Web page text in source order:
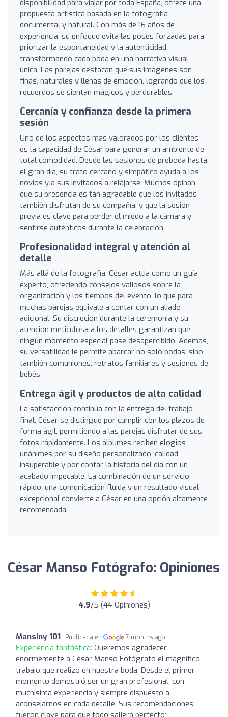
disponibilidad para viajar por toda España, ofrece una
propuesta artística basada en la fotografía
documental y natural. Con más de 16 años de
experiencia, su enfoque evita las poses forzadas para
priorizar la espontaneidad y la autenticidad,
transformando cada boda en una narrativa visual
única. Las parejas destacan que sus imágenes son
finas, naturales y llenas de emoción, logrando que los
recuerdos se sientan mágicos y perdurables.
Cercanía y confianza desde la primera
sesión
Uno de los aspectos más valorados por los clientes
es la capacidad de César para generar un ambiente de
total comodidad. Desde las sesiones de preboda hasta
el gran día, su trato cercano y simpático ayuda a los
novios y a sus invitados a relajarse. Muchos opinan
que su presencia es tan agradable que los invitados
también disfrutan de su compañía, y que la sesión
previa es clave para perder el miedo a la cámara y
sentirse auténticos durante la celebración.
Profesionalidad integral y atención al
detalle
Más allá de la fotografía, César actúa como un guía
experto, ofreciendo consejos valiosos sobre la
organización y los tiempos del evento, lo que para
muchas parejas equivale a contar con un aliado
adicional. Su discreción durante la ceremonia y su
atención meticulosa a los detalles garantizan que
ningún momento especial pase desapercibido. Además,
su versatilidad le permite abarcar no solo bodas, sino
también comuniones, retratos familiares y sesiones de
bebés.
Entrega ágil y productos de alta calidad
La satisfacción continúa con la entrega del trabajo
final. César se distingue por cumplir con los plazos de
forma ágil, permitiendo a las parejas disfrutar de sus
fotos rápidamente. Los álbumes reciben elogios
unánimes por su diseño personalizado, calidad
insuperable y por contar la historia del día con un
acabado impecable. La combinación de un servicio
rápido, una comunicación fluida y un resultado visual
excepcional convierte a César en una opción altamente
recomendada.
César Manso Fotógrafo: Opiniones
4.9/5 (44 Opiniones)
Mansiny 101 Publicada en 7 months ago
Experiencia fantástica: Queremos agradecer
enormemente a César Manso Fotógrafo el magnífico
trabajo que realizó en nuestra boda. Desde el primer
momento demostró ser un gran profesional, con
muchísima experiencia y siempre dispuesto a
aconsejarnos en cada detalle. Sus recomendaciones
fueron clave para que todo saliera perfecto;